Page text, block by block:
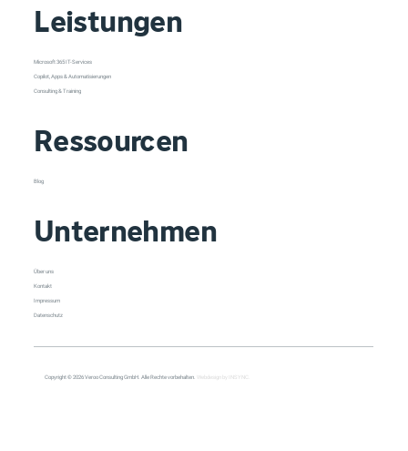
Copyright © 2026 Veroo Consulting GmbH. Alle Rechte vorbehalten. Webdesign by INSYNC.
Leistungen
Microsoft 365 IT-Services
Copilot, Apps & Automatisierungen
Consulting & Training
Unternehmen
Über uns
Kontakt
Impressum
Datenschutz
Ressourcen
Blog